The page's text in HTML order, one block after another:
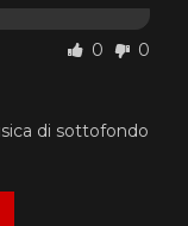
0 0
di sottofondo